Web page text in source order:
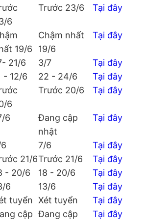
6
Trước 23/6 Tại đây
19/6
Chậm nhất
19/6
Tại đây
21/6 3/7
Tại đây
- 12/6 22 - 24/6
Tại đây
6
Trước 20/6 Tại đây
6
Đang cập
nhật
Tại đây
7/6
Tại đây
21/6Trước 21/6
Tại đây
- 20/6 18 - 20/6
Tại đây
6 13/6
Tại đây
tuyển Xét tuyển
Tại đây
cập Đang cập
Tại đây